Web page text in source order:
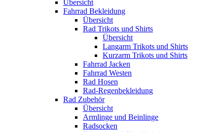
Übersicht
Fahrrad Bekleidung
Übersicht
Rad Trikots und Shirts
Übersicht
Langarm Trikots und Shirts
Kurzarm Trikots und Shirts
Fahrrad Jacken
Fahrrad Westen
Rad Hosen
Rad-Regenbekleidung
Rad Zubehör
Übersicht
Armlinge und Beinlinge
Radsocken